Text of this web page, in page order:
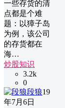
一些存货的清
点都是个难
题：以獐子岛
为例，该公司
的存货都在
海…
炒股知识
3.2k
0
段狼19
年7月6日